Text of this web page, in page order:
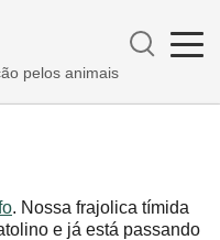
pelos animais
. Nossa frajolica tímida
e já está passando